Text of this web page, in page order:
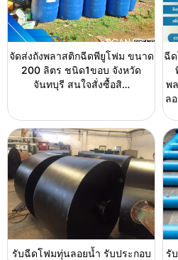
จัดส่งถังพลาสติกฉีดพียูโฟม ขนาด
200 ลิตร ชนิด1ขอบ จังหวัด
จันทบุรี สนใจสั่งซื้อสิ…
ฉี
พ
ล
รับฉีดโฟมทุ่นลอยน้ำ รับประกอบ
รั